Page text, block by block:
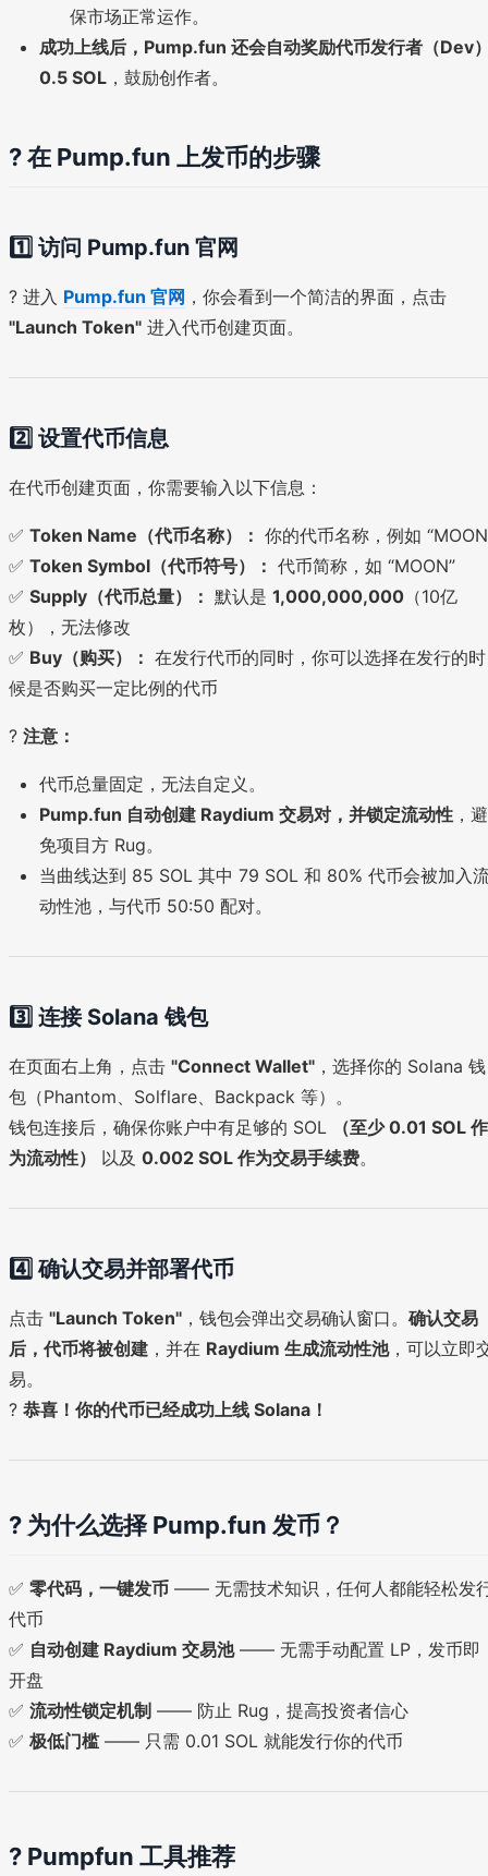
保市场正常运作。
成功上线后，Pump.fun 还会自动奖励代币发行者（Dev
0.5 SOL ，鼓励创作者。
? 在 Pump.fun 上发币的步骤
1️⃣ 访问 Pump.fun 官网
? 进入 Pump.fun 官网 ，你会看到一个简洁的界面，点击
"Launch Token" 进入代币创建页面。
2️⃣ 设置代币信息
在代币创建页面，你需要输入以下信息：
✅ Token Name（代币名称）： 你的代币名称，例如
✅ Token Symbol（代币符号）： 代币简称，如 “MOON”
✅ Supply（代币总量）： 默认是 1,000,000,000 （10亿
枚），无法修改
✅ Buy（购买）： 在发行代币的同时，你可以选择在发行的时
候是否购买一定比例的代币
? 注意：
代币总量固定，无法自定义。
Pump.fun 自动创建 Raydium 交易对，并锁定流动性 ，避
免项目方 Rug。
当曲线达到 85 SOL 其中 79 SOL 和 80% 代币会被加入
动性池，与代币 50:50 配对。
3️⃣ 连接 Solana 钱包
在页面右上角，点击 "Connect Wallet" ，选择你的 Solana 钱
包（Phantom、Solflare、Backpack 等）。
钱包连接后，确保你账户中有足够的 SOL
（至少 0.01 SOL 作
为流动性）
以及 0.002 SOL 作为交易手续费。
4️⃣ 确认交易并部署代币
点击 "Launch Token" ，钱包会弹出交易确认窗口。 确认交易
后，代币将被创建 ，并在 Raydium 生成流动性池，可以立即
易。
? 恭喜！你的代币已经成功上线 Solana！
? 为什么选择 Pump.fun 发币？
✅ 零代码，一键发币 —— 无需技术知识，任何人都能轻松发
代币
✅ 自动创建 Raydium 交易池—— 无需手动配置 LP，发币即
开盘
✅ 流动性锁定机制 —— 防止 Rug，提高投资者信心
✅ 极低门槛—— 只需 0.01 SOL 就能发行你的代币
? Pumpfun 工具推荐